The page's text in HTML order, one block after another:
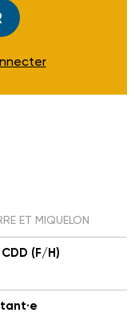
ET MIQUELON
(F/H)